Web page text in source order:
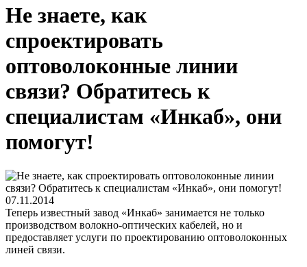
Не знаете, как
спроектировать
оптоволоконные линии
связи? Обратитесь к
специалистам «Инкаб», они
помогут!
07.11.2014
Теперь известный завод «Инкаб» занимается не только
производством волокно-оптических кабелей, но и
предоставляет услуги по проектированию оптоволоконных
линей связи.